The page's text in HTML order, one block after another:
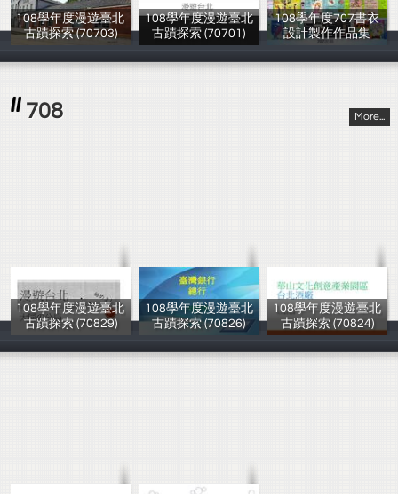
108學年度漫遊臺北
古蹟探索 (70703)
楊芳怡
108學年度漫遊臺北
古蹟探索 (70701)
楊芳怡
108學年度707書衣
設計製作作品集
707全體同學
708 More...
108學年度漫遊臺北
古蹟探索 (70829)
108學年度漫遊臺北
古蹟探索 (70826)
108學年度漫遊臺北
古蹟探索 (70824)